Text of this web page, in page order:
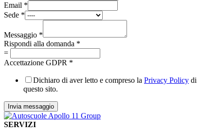
Email *
Sede *
Messaggio *
Rispondi alla domanda *
=
Accettazione GDPR *
Dichiaro di aver letto e compreso la Privacy Policy di
questo sito.
Invia messaggio
SERVIZI